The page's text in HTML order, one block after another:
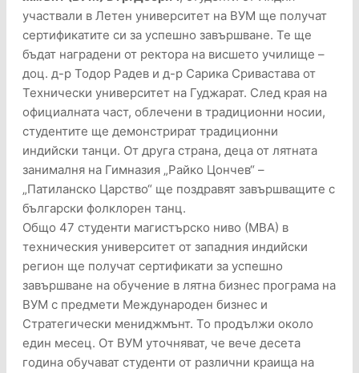
участвали в Летен университет на ВУМ ще получат
сертификатите си за успешно завършване. Те ще
бъдат наградени от ректора на висшето училище –
доц. д-р Тодор Радев и д-р Сарика Сривастава от
Технически университет на Гуджарат. След края на
официалната част, облечени в традиционни носии,
студентите ще демонстрират традиционни
индийски танци. От друга страна, деца от лятната
занималня на Гимназия „Райко Цончев“ –
„Патиланско Царство“ ще поздравят завършващите с
български фолклорен танц.
Общо 47 студенти магистърско ниво (МВА) в
техническия университет от западния индийски
регион ще получат сертификати за успешно
завършване на обучение в лятна бизнес програма на
ВУМ с предмети Международен бизнес и
Стратегически мениджмънт. То продължи около
един месец. От ВУМ уточняват, че вече десета
година обучават студенти от различни краища на